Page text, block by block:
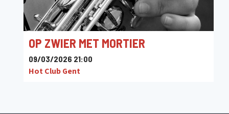
OP ZWIER MET MORTIER
09/03/2026 21:00
Hot Club Gent